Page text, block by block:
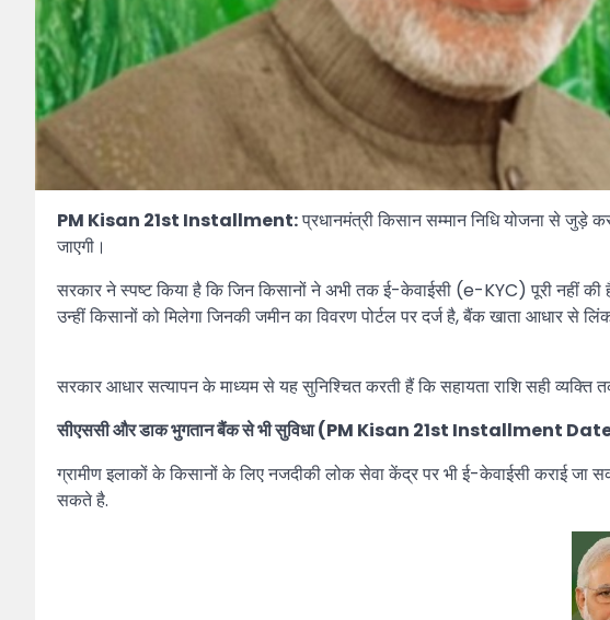
PM Kisan 21st Installment:प्रधानमंत्री किसान सम्मान निधि योजना से जुड़े
जाएगी।
सरकार ने स्पष्ट किया है कि जिन किसानों ने अभी तक ई-केवाईसी (e-KYC) पूरी नहीं
उन्हीं किसानों को मिलेगा जिनकी जमीन का विवरण पोर्टल पर दर्ज है, बैंक खाता आधार से
सरकार आधार सत्यापन के माध्यम से यह सुनिश्चित करती हैं कि सहायता राशि सही व्यक्ति
सीएससी और डाक भुगतान बैंक से भी सुविधा (PM Kisan 21st Installment
ग्रामीण इलाकों के किसानों के लिए नजदीकी लोक सेवा केंद्र पर भी ई-केवाईसी कराई
सकते है.